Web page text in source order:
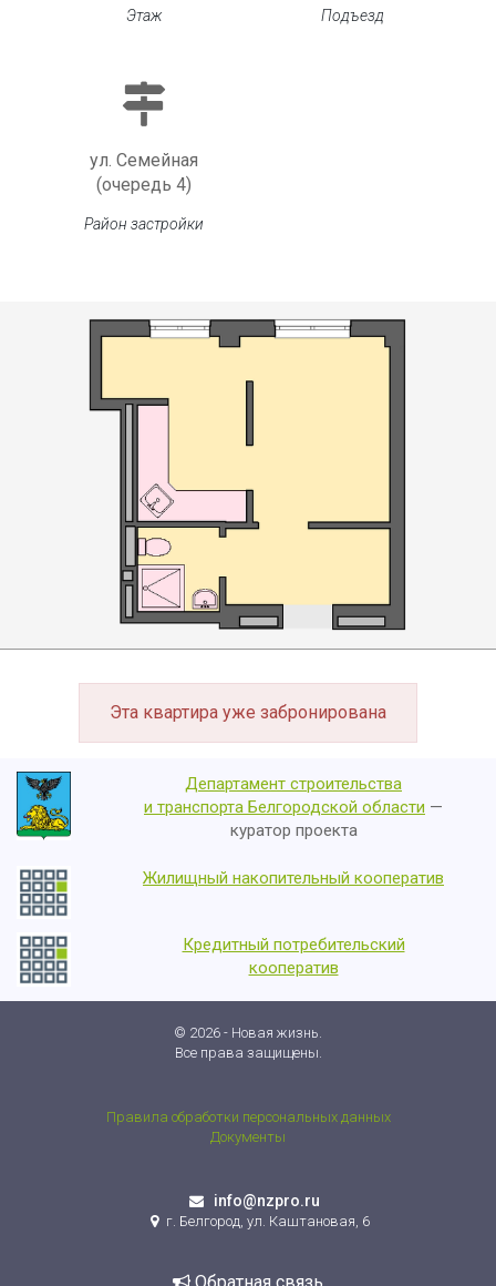
Этаж Подъезд
ул. Семейная
(очередь 4)
Район застройки
Эта квартира уже забронирована
Департамент строительства
и транспорта Белгородской области —
куратор проекта
Жилищный накопительный кооператив
Кредитный потребительский
кооператив
© 2026 - Новая жизнь.
Все права защищены.
Правила обработки персональных данных
Документы
info@nzpro.ru
г. Белгород, ул. Каштановая, 6
Обратная связь